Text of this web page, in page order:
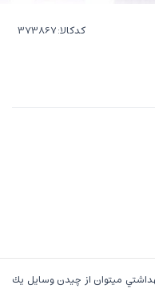
کدکالا:
ميتوان از چيدن وسايل يك